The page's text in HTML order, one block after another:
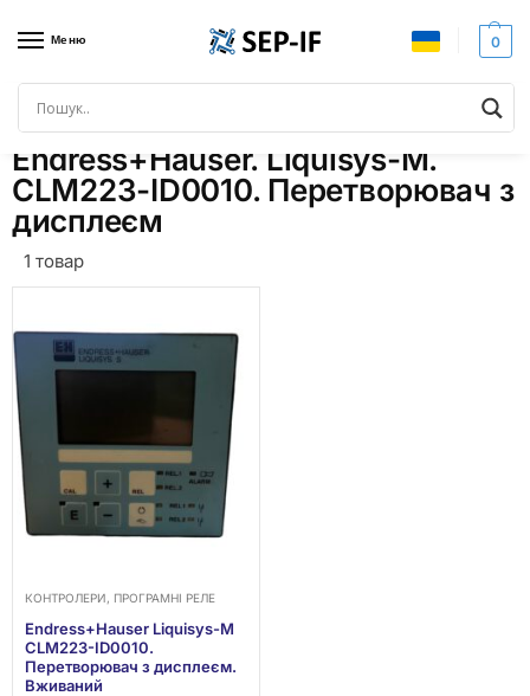
Меню 0
Головна Товари з позначками “Endress+Hauser. Liquisys-M. CLM223-ID0010. Перетворювач з дисплеєм”
Endress+Hauser. Liquisys-M.
CLM223-ID0010. Перетворювач з
дисплеєм
1 товар
КОНТРОЛЕРИ, ПРОГРАМНІ РЕЛЕ
Endress+Hauser Liquisys-M
CLM223-ID0010.
Перетворювач з дисплеєм.
Вживаний